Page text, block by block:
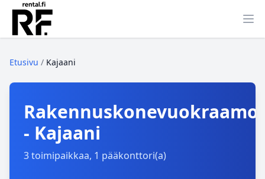
Etusivu / Kajaani
- Kajaani
3 toimipaikkaa, 1 pääkonttori(a)